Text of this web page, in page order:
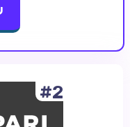
בלוג וחדשות#2